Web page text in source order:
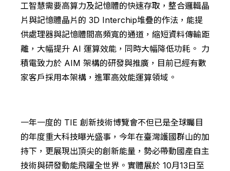
工智慧需要高算力及記憶體的快速存取，整合邏輯晶
片與記憶體晶片的 3D Interchip堆疊的作法，能提
供處理器與記憶體間高頻寬的通道，縮短資料傳輸距
離，大幅提升 AI 運算效能，同時大幅降低功耗。 力
積電致力於 AIM 架構的研發與推廣，目前已經有數
家客戶採用本架構，進軍高效能運算領域。
一年一度的 TIE 創新技術博覽會不但已是全球矚目
的年度重大科技曝光盛事，今年在臺灣護國群山的加
持下，更展現出頂尖的創新能量，勢必帶動國產自主
技術與研發動能飛躍全世界。實體展於 10月13日至